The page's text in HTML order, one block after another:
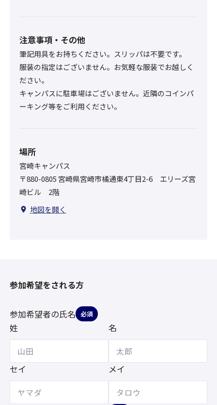
注意事項・その他
筆記用具をお持ちください。スリッパは不要です。
服装の指定はございません。お気軽な服装でお越しく
ださい。
キャンパスに駐車場はございません。近隣のコインパ
ーキング等をご利用ください。
場所
宮崎キャンパス
〒880-0805 宮崎県宮崎市橘通東4丁目2-6 エリーズ宮
崎ビル 2階
地図を開く
参加希望をされる方
参加希望者の氏名 必須
姓 名
セイ メイ